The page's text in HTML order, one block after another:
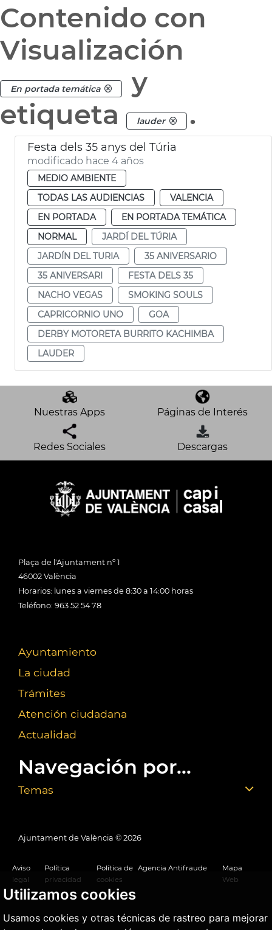
Utilizamos cookies
Usamos cookies y otras técnicas de rastreo para mejorar
Contenido con
Visualización
En portada temática
y
etiqueta
lauder .
Festa dels 35 anys del Túria
modificado hace 4 años
MEDIO AMBIENTE
TODAS LAS AUDIENCIAS
VALENCIA
EN PORTADA
EN PORTADA TEMÁTICA
NORMAL
JARDÍ DEL TÚRIA
JARDÍN DEL TURIA
35 ANIVERSARIO
35 ANIVERSARI
FESTA DELS 35
NACHO VEGAS
SMOKING SOULS
CAPRICORNIO UNO
GOA
DERBY MOTORETA BURRITO KACHIMBA
LAUDER
Nuestras Apps Páginas de Interés
Redes Sociales Descargas
Plaça de l'Ajuntament nº 1
46002 València
Horarios: lunes a viernes de 8:30 a 14:00 horas
Teléfono: 963 52 54 78
Ayuntamiento
La ciudad
Trámites
Atención ciudadana
Actualidad
Navegación por...
Temas
Ajuntament de València © 2026
Aviso
legal
Política
privacidad
Política de
cookies
Agencia Antifraude
Mapa
Web